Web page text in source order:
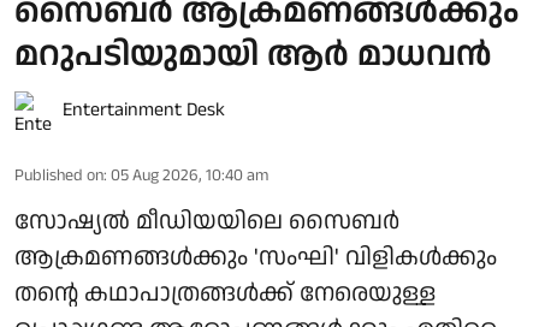
സൈബർ ആക്രമണങ്ങൾക്കും
മറുപടിയുമായി ആർ മാധവൻ
Entertainment Desk
Published on: 05 Aug 2026, 10:40 am
സോഷ്യൽ മീഡിയയിലെ സൈബർ
ആക്രമണങ്ങൾക്കും 'സംഘി' വിളികൾക്കും
തന്റെ കഥാപാത്രങ്ങൾക്ക് നേരെയുള്ള